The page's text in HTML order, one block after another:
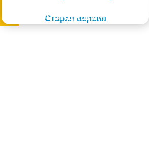
Старая версия
Слабовидящим